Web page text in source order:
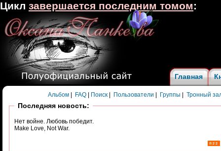
Главная
Альбом FAQ Поиск Пользователи Группы Тронный
Последняя новость:
Нет войне. Любовь победит.
Make Love, Not War.
Цикл завершается последним томом: